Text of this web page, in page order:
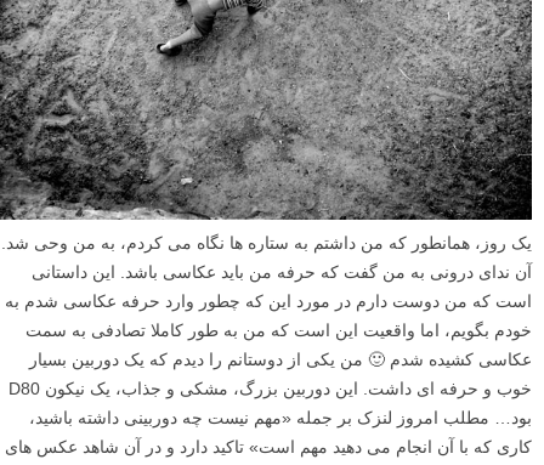
یک روز، همانطور که من داشتم به ستاره ها نگاه می کردم، به من وحی شد.
آن ندای درونی به من گفت که حرفه من باید عکاسی باشد. این داستانی
است که من دوست دارم در مورد این که چطور وارد حرفه عکاسی شدم به
خودم بگویم، اما واقعیت این است که من به طور کاملا تصادفی به سمت
عکاسی کشیده شدم 🙂 من یکی از دوستانم را دیدم که یک دوربین بسیار
خوب و حرفه ای داشت. این دوربین بزرگ، مشکی و جذاب، یک نیکون D80
بود… مطلب امروز لنزک بر جمله «مهم نیست چه دوربینی داشته باشید،
کاری که با آن انجام می دهید مهم است» تاکید دارد و در آن شاهد عکس های